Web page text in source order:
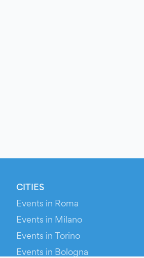
CITIES
Events in Roma
Events in Milano
Events in Torino
Events in Bologna